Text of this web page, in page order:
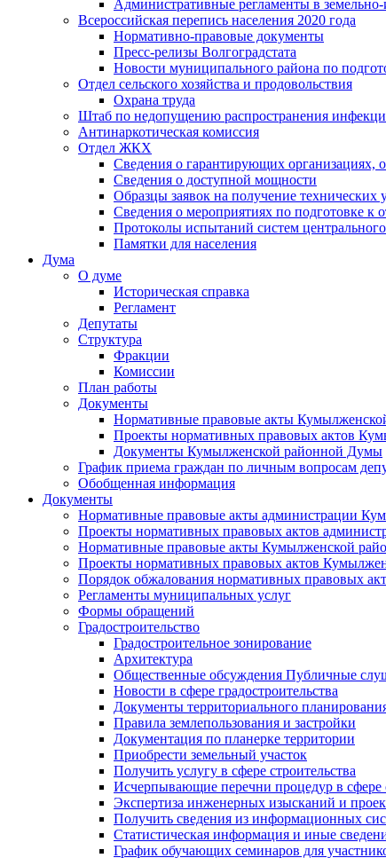
Административные регламенты в
Всероссийская перепись населения 2020 года
Нормативно-правовые документы
Пресс-релизы Волгоградстата
Новости муниципального района по
Отдел сельского хозяйства и продовольствия
Охрана труда
Штаб по недопущению распространения
Антинаркотическая комиссия
Отдел ЖКХ
Сведения о гарантирующих организациях,
Сведения о доступной мощности
Образцы заявок на получение
Сведения о мероприятиях по подготовке к
Протоколы испытаний систем
Памятки для населения
Дума
О думе
Историческая справка
Регламент
Депутаты
Структура
Фракции
Комиссии
План работы
Документы
Нормативные правовые акты
Проекты нормативных правовых актов
Документы Кумылженской районной Думы
График приема граждан по личным вопросам
Обобщенная информация
Документы
Нормативные правовые акты администрации
Проекты нормативных правовых актов
Нормативные правовые акты Кумылженской
Проекты нормативных правовых актов
Порядок обжалования нормативных правовых
Регламенты муниципальных услуг
Формы обращений
Градостроительство
Градостроительное зонирование
Архитектура
Общественные обсуждения Публичные
Новости в сфере градостроительства
Документы территориального
Правила землепользования и застройки
Документация по планерке территории
Приобрести земельный участок
Получить услугу в сфере строительства
Исчерпывающие перечни процедур в сфере
Экспертиза инженерных изысканий и
Получить сведения из информационных
Статистическая информация и иные
График обучающих семинаров для